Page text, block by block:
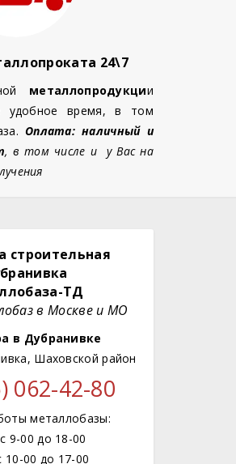
24\7
металлопродукции
удобное время, в том
Оплата: наличный и
, в том числе и у Вас на
строительная
ТД
в Москве и МО
в Дубранивке
Шаховской район
062-42-80
металлобазы:
9-00 до 18-00
10-00 до 17-00